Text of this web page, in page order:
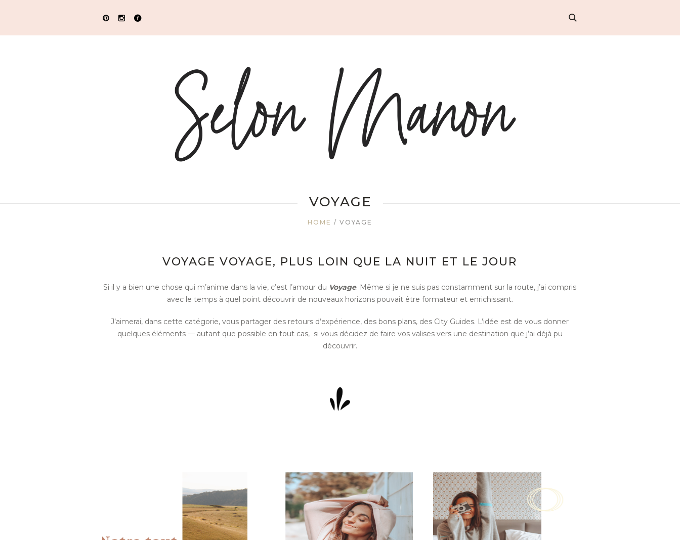
VOYAGE
HOME / VOYAGE
VOYAGE VOYAGE, PLUS LOIN QUE LA NUIT ET LE JOUR
Si il y a bien une chose qui m’anime dans la vie, c’est l’amour du Voyage. Même si je ne suis pas constamment sur la route, j’ai compris
avec le temps à quel point découvrir de nouveaux horizons pouvait être formateur et enrichissant.
J’aimerai, dans cette catégorie, vous partager des retours d’expérience, des bons plans, des City Guides. L’idée est de vous donner
quelques éléments — autant que possible en tout cas, si vous décidez de faire vos valises vers une destination que j’ai déjà pu
découvrir.